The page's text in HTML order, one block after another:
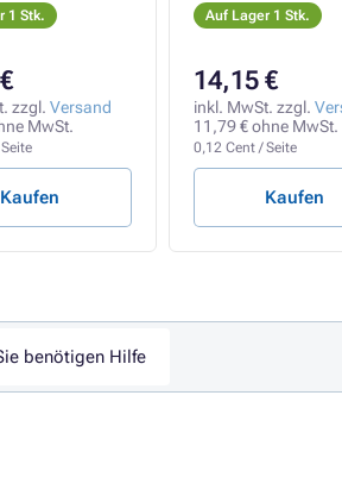
1 Stk.
zzgl. Versand
MwSt.
Kaufen
Auf Lager 1 Stk.
14,15 €
inkl. MwSt. zzgl.
11,79 € ohne MwSt.
0,12 Cent / Seite
Kaufen
benötigen Hilfe